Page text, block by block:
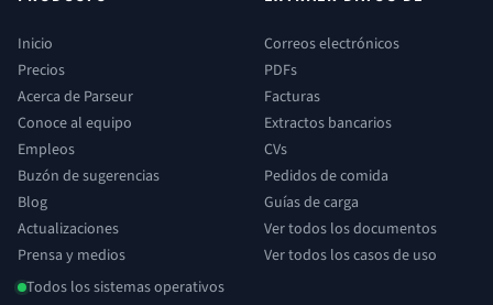
Inicio
Precios
Acerca de Parseur
Conoce al equipo
Empleos
Buzón de sugerencias
Blog
Actualizaciones
Prensa y medios
Todos los sistemas operativos
Correos electrónicos
PDFs
Facturas
Extractos bancarios
CVs
Pedidos de comida
Guías de carga
Ver todos los documentos
Ver todos los casos de uso